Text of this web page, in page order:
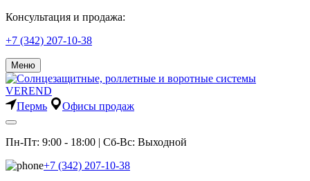
Консультация и продажа:
+7 (342) 207-10-38
Меню
Пермь Офисы продаж
Пн-Пт: 9:00 - 18:00 | Сб-Вс: Выходной
+7 (342) 207-10-38